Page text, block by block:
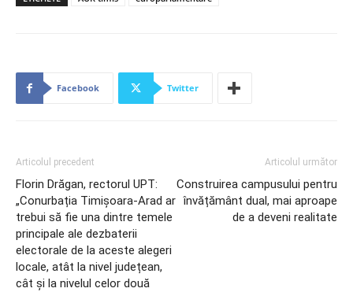
Facebook Twitter
Articolul precedent
Florin Drăgan, rectorul UPT:
„Conurbația Timișoara-Arad ar
trebui să fie una dintre temele
principale ale dezbaterii
electorale de la aceste alegeri
locale, atât la nivel județean,
cât și la nivelul celor două
Articolul următor
Construirea campusului pentru
învățământ dual, mai aproape
de a deveni realitate